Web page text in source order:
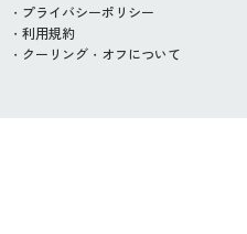
プライバシーポリシー
利用規約
クーリング・オフについて